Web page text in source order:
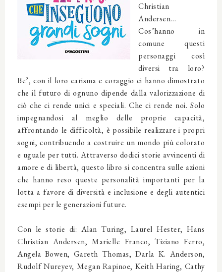
Christian
Andersen…
Cos’hanno in
comune questi
personaggi così
diversi tra loro?
Be’, con il loro carisma e coraggio ci hanno dimostrato
che il futuro di ognuno dipende dalla valorizzazione di
ciò che ci rende unici e speciali. Che ci rende noi. Solo
impegnandosi al meglio delle proprie capacità,
affrontando le difficoltà, è possibile realizzare i propri
sogni, contribuendo a costruire un mondo più colorato
e uguale per tutti. Attraverso dodici storie avvincenti di
amore e di libertà, questo libro si concentra sulle azioni
che hanno reso queste personalità importanti per la
lotta a favore di diversità e inclusione e degli autentici
esempi per le generazioni future.
Con le storie di: Alan Turing, Laurel Hester, Hans
Christian Andersen, Marielle Franco, Tiziano Ferro,
Angela Bowen, Gareth Thomas, Darla K. Anderson,
Rudolf Nureyev, Megan Rapinoe, Keith Haring, Cathy